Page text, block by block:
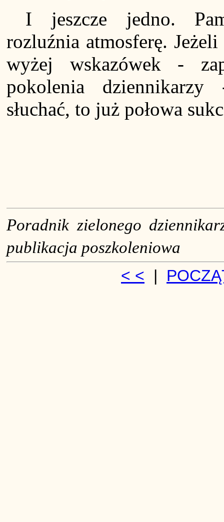
I jeszcze jedno.
rozluźnia atmosferę.
wyżej wskazówek -
pokolenia
słuchać, to już połowa
Poradnik zielonego
publikacja poszkoleniowa
< < |